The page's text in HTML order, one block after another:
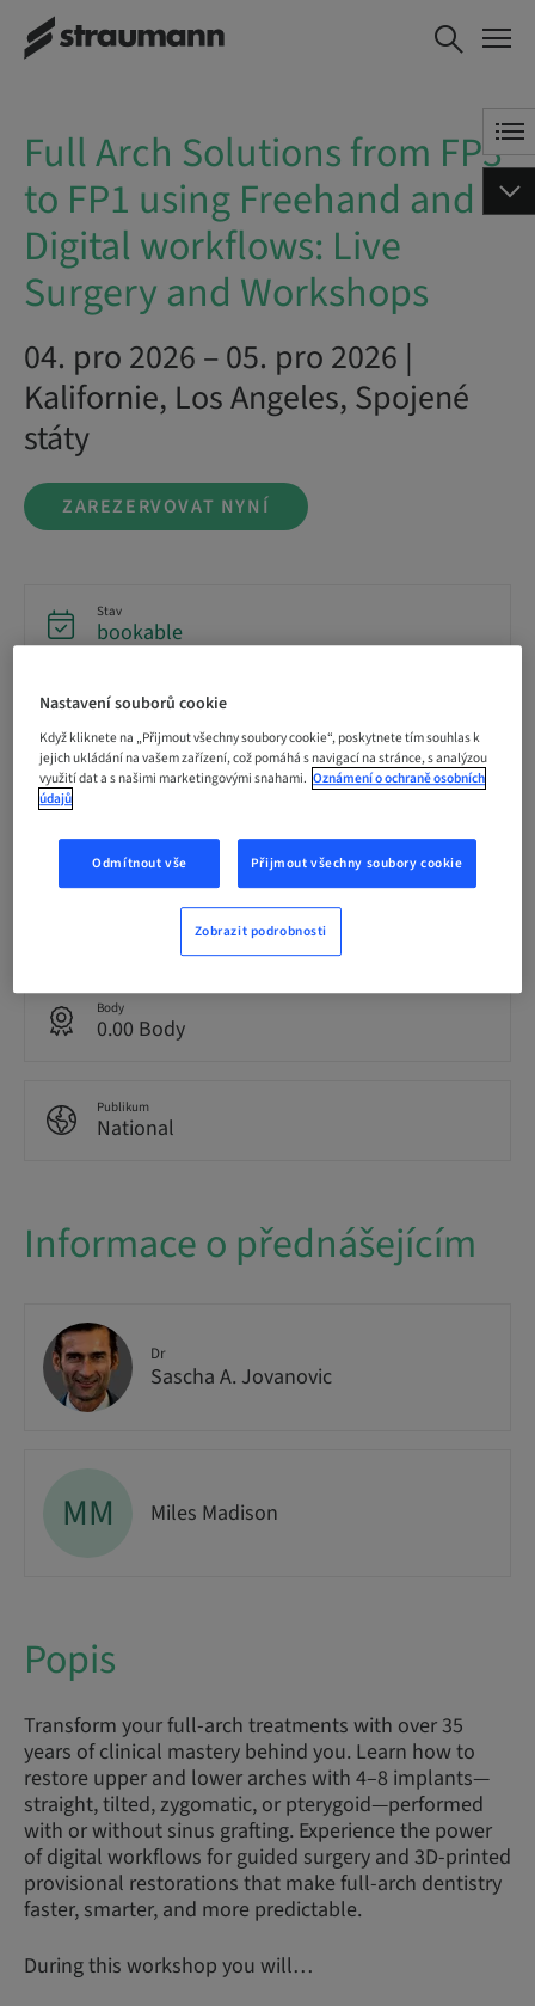
Full Arch Solutions
from FP3 to FP1
Live Surgery and
Workshops
ZAREZERVOVAT NYNÍ
Full Arch Solutions from FP3
to FP1 using Freehand and
Digital workflows: Live
Surgery and Workshops
04. pro 2026 – 05. pro 2026 |
Kalifornie, Los Angeles, Spojené
státy
ZAREZERVOVAT NYNÍ
Stav
bookable
Termín pro registraci
05. pro 2026 (UTC-8)
USD 2495.00
Body
0.00 Body
Publikum
National
Informace o přednášejícím
Dr
Sascha A. Jovanovic
MM Miles Madison
Popis
Transform your full-arch treatments with over 35
years of clinical mastery behind you. Learn how to
restore upper and lower arches with 4–8 implants—
straight, tilted, zygomatic, or pterygoid—performed
with or without sinus grafting. Experience the power
of digital workflows for guided surgery and 3D-printed
provisional restorations that make full-arch dentistry
faster, smarter, and more predictable.
During this workshop you will…
Nastavení souborů cookie
Když kliknete na „Přijmout všechny soubory cookie“, poskytnete tím souhlas k
jejich ukládání na vašem zařízení, což pomáhá s navigací na stránce, s analýzou
využití dat a s našimi marketingovými snahami. Oznámení o ochraně osobních
údajů
Odmítnout vše Přijmout všechny soubory cookie
Zobrazit podrobnosti